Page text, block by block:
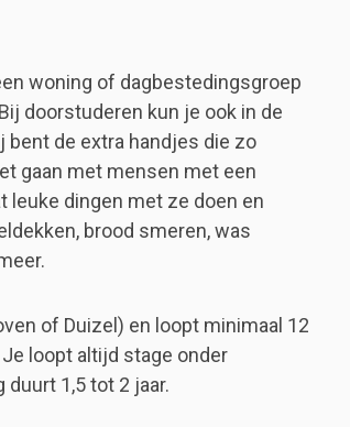
woning of dagbestedingsgroep
doorstuderen kun je ook in de
bent de extra handjes die zo
gaan met mensen met een
leuke dingen met ze doen en
brood smeren, was
of Duizel) en loopt minimaal 12
loopt altijd stage onder
duurt 1,5 tot 2 jaar.